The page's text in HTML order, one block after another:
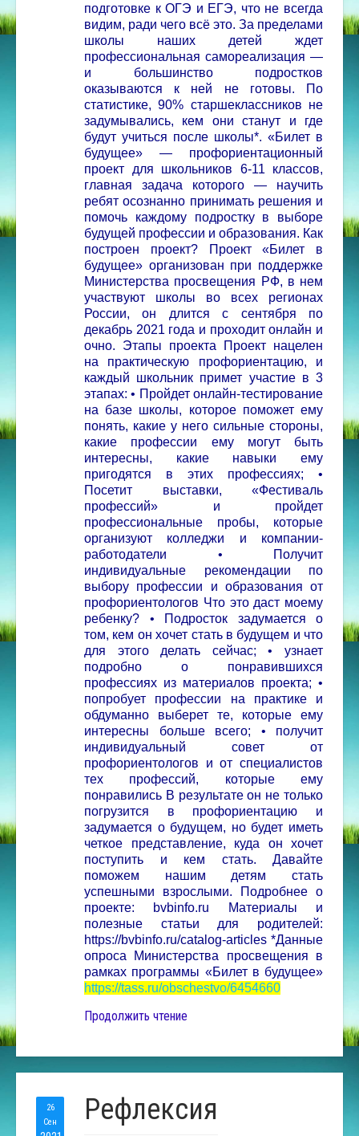
подготовке к ОГЭ и ЕГЭ, что не всегда
видим, ради чего всё это. За пределами
школы наших детей ждет
профессиональная самореализация —
и большинство подростков
оказываются к ней не готовы. По
статистике, 90% старшеклассников не
задумывались, кем они станут и где
будут учиться после школы*. «Билет в
будущее» — профориентационный
проект для школьников 6-11 классов,
главная задача которого — научить
ребят осознанно принимать решения и
помочь каждому подростку в выборе
будущей профессии и образования. Как
построен проект? Проект «Билет в
будущее» организован при поддержке
Министерства просвещения РФ, в нем
участвуют школы во всех регионах
России, он длится с сентября по
декабрь 2021 года и проходит онлайн и
очно. Этапы проекта
Проект нацелен
на практическую профориентацию, и
каждый школьник примет участие в 3
этапах: • Пройдет онлайн-тестирование
на базе школы, которое поможет ему
понять, какие у него сильные стороны,
какие профессии ему могут быть
интересны, какие навыки ему
пригодятся в этих профессиях;
•
Посетит выставки, «Фестиваль
профессий» и пройдет
профессиональные пробы, которые
организуют колледжи и компании-
работодатели
• Получит
индивидуальные рекомендации по
выбору профессии и образования от
профориентологов Что это даст моему
ребенку? • Подросток задумается о
том, кем он хочет стать в будущем и что
для этого делать сейчас;
• узнает
подробно о понравившихся
профессиях из материалов проекта; •
попробует профессии на практике и
обдуманно выберет те, которые ему
интересны больше всего;
• получит
индивидуальный совет от
профориентологов и от специалистов
тех профессий, которые ему
понравились В результате он не только
погрузится в профориентацию и
задумается о будущем, но будет иметь
четкое представление, куда он хочет
поступить и кем стать.
Давайте
поможем нашим детям стать
успешными взрослыми. Подробнее о
проекте: bvbinfo.ru
Материалы и
полезные статьи для родителей:
https://bvbinfo.ru/catalog-articles *Данные
опроса Министерства просвещения в
рамках программы «Билет в будущее»
https://tass.ru/obschestvo/6454660
Продолжить чтение
26
Сен
Рефлексия